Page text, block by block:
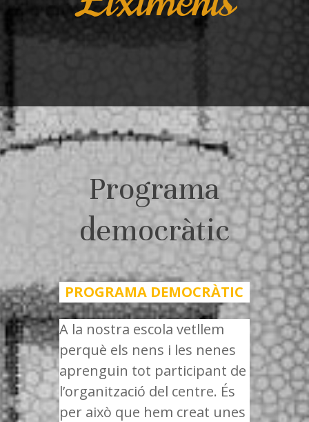
Programa
democràtic
PROGRAMA DEMOCRÀTIC
A la nostra escola vetllem
perquè els nens i les nenes
aprenguin tot participant de
l’organització del centre. És
per això que hem creat unes